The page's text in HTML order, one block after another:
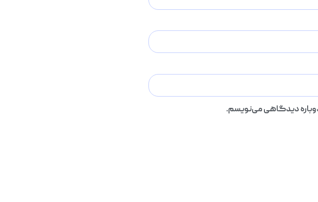
دوباره دیدگاهی می‌نویسم.